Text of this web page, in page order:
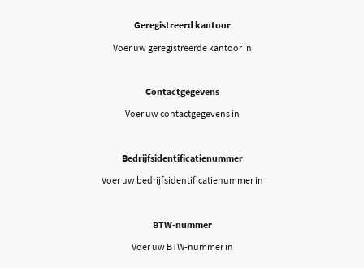
Geregistreerd kantoor
Voer uw geregistreerde kantoor in
Contactgegevens
Voer uw contactgegevens in
Bedrijfsidentificatienummer
Voer uw bedrijfsidentificatienummer in
BTW-nummer
Voer uw BTW-nummer in